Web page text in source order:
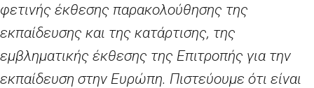
φετινής έκθεσης παρακολούθησης της
εκπαίδευσης και της κατάρτισης, της
εμβληματικής έκθεσης της Επιτροπής για την
εκπαίδευση στην Ευρώπη. Πιστεύουμε ότι είναι